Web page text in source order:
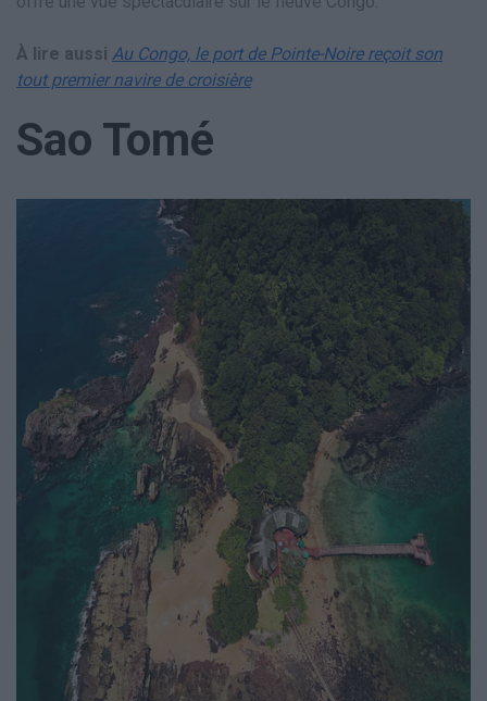
À lire aussi Au Congo, le port de Pointe-Noire reçoit son
tout premier navire de croisière
Sao Tomé